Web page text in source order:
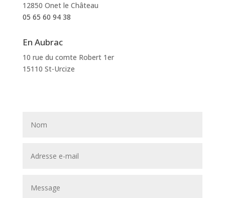
12850 Onet le Château
05 65 60 94 38
En Aubrac
10 rue du comte Robert 1er
15110 St-Urcize